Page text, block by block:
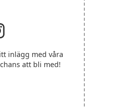
inlägg med våra
att bli med!